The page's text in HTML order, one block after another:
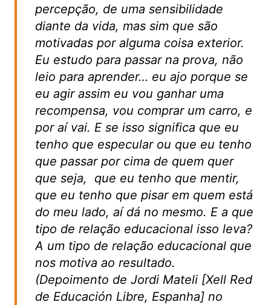
percepção, de uma sensibilidade
diante da vida, mas sim que são
motivadas por alguma coisa exterior.
Eu estudo para passar na prova, não
leio para aprender… eu ajo porque se
eu agir assim eu vou ganhar uma
recompensa, vou comprar um carro, e
por aí vai. E se isso significa que eu
tenho que especular ou que eu tenho
que passar por cima de quem quer
que seja, que eu tenho que mentir,
que eu tenho que pisar em quem está
do meu lado, aí dá no mesmo. E a que
tipo de relação educacional isso leva?
A um tipo de relação educacional que
nos motiva ao resultado.
(Depoimento de Jordi Mateli [Xell Red
de Educación Libre, Espanha] no